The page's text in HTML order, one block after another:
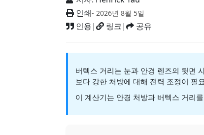
인쇄- 2026년 8월 5일
인용| 링크| 공유
버텍스 거리는 눈과 안경 렌즈의 뒷면
보다 강한 처방에 대해 전력 조정이 필
이 계산기는 안경 처방과 버텍스 거리